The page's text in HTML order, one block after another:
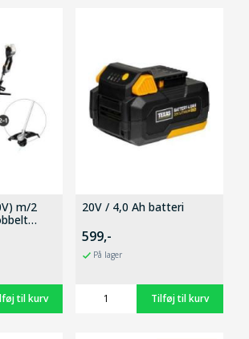
m/2
20V / 4,0 Ah batteri
599,-
På lager